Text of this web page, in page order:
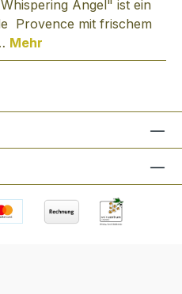
Angel" ist ein
Provence mit frischem
Mehr